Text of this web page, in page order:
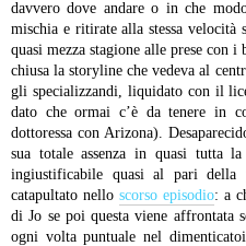
davvero dove andare o in che
mischia e ritirate alla stessa velocità
quasi mezza stagione alle prese con
chiusa la storyline che vedeva al
gli specializzandi, liquidato con il
dato che ormai c’è da tenere in
dottoressa con Arizona).
sua totale assenza in quasi tutta
ingiustificabile quasi al pari della
catapultato nello scorso episodio: a
di Jo se poi questa viene affrontata
ogni volta puntuale nel